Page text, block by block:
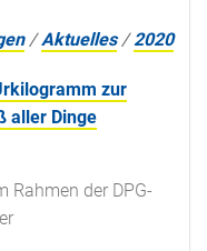
/Aktuelles /2020
zur
aller Dinge
Rahmen der DPG-